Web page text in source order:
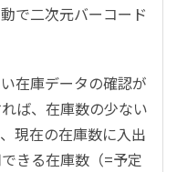
で二次元バーコード
在庫データの確認が
ば、在庫数の少ない
現在の在庫数に入出
きる在庫数（=予定